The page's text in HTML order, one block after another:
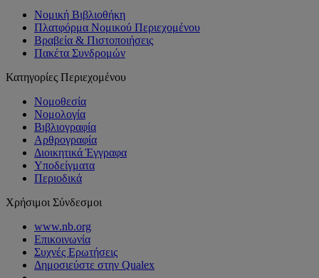
Νομική Βιβλιοθήκη
Πλατφόρμα Νομικού Περιεχομένου
Βραβεία & Πιστοποιήσεις
Πακέτα Συνδρομών
Κατηγορίες Περιεχομένου
Νομοθεσία
Νομολογία
Βιβλιογραφία
Αρθρογραφία
Διοικητικά Έγγραφα
Υποδείγματα
Περιοδικά
Χρήσιμοι Σύνδεσμοι
www.nb.org
Επικοινωνία
Συχνές Ερωτήσεις
Δημοσιεύστε στην Qualex